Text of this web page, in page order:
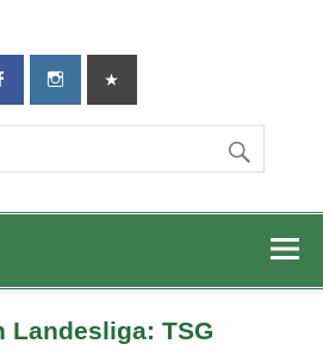
TG-Geislingen
Landesliga: TSG